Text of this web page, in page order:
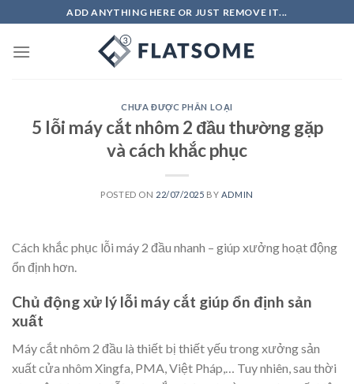
to
content
ADD ANYTHING HERE OR JUST REMOVE IT...
CHƯA ĐƯỢC PHÂN LOẠI
5 lỗi máy cắt nhôm 2 đầu thường gặp
và cách khắc phục
POSTED ON 22/07/2025 BY ADMIN
Cách khắc phục lỗi máy 2 đầu nhanh – giúp xưởng hoạt động
ổn định hơn.
Chủ động xử lý lỗi máy cắt giúp ổn định sản
xuất
Máy cắt nhôm 2 đầu là thiết bị thiết yếu trong xưởng sản
xuất cửa nhôm Xingfa, PMA, Việt Pháp,… Tuy nhiên, sau thời